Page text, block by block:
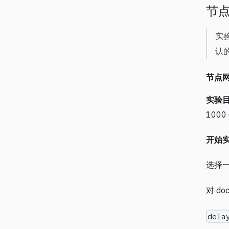
节
实
认
节点
实验
1000
开始
选择
对